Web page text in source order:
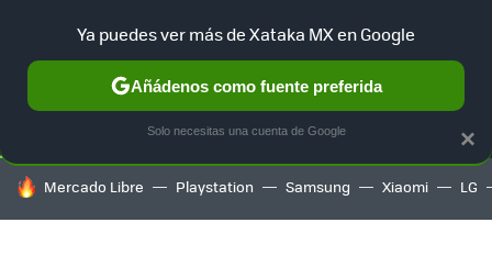
SELECCIÓN GAMING HOME AUTO TERRITORIO
HOY SE HABLA DE
Mercado Libre Playstation Samsung Xiaomi LG
×
Ya puedes ver más de Xataka MX en Google
Añádenos como fuente preferida
Solo necesitas una cuenta de Google